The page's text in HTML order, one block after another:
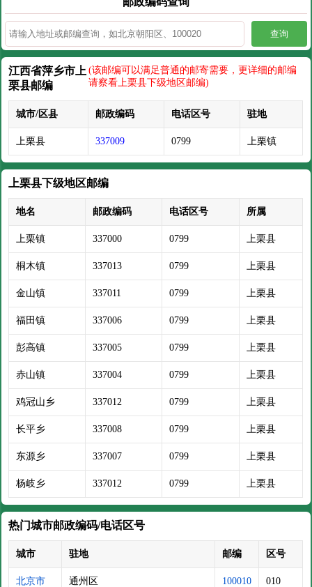
查询
江西省萍乡市上
栗县邮编
(该邮编可以满足普通的邮寄需要，更详细的邮编
请察看上栗县下级地区邮编)
城市/区县 邮政编码 电话区号 驻地
上栗县 337009 0799 上栗镇
上栗县下级地区邮编
地名 邮政编码 电话区号 所属
上栗镇 337000 0799 上栗县
桐木镇 337013 0799 上栗县
金山镇 337011 0799 上栗县
福田镇 337006 0799 上栗县
彭高镇 337005 0799 上栗县
赤山镇 337004 0799 上栗县
鸡冠山乡 337012 0799 上栗县
长平乡 337008 0799 上栗县
东源乡 337007 0799 上栗县
杨岐乡 337012 0799 上栗县
热门城市邮政编码/电话区号
城市 驻地 邮编 区号
北京市 通州区 100010 010